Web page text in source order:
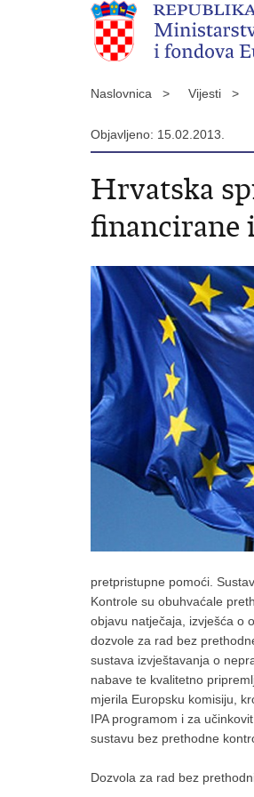
Naslovnica > Vijesti >
Objavljeno: 15.02.2013.
Hrvatska
financirane
pretpristupne pomoći.
Kontrole su obuhvaćale
objavu natječaja, izvješća o
dozvole za rad bez
sustava izvještavanja o
nabave te kvalitetno
mjerila Europsku komisiju,
IPA programom i za
sustavu bez prethodne
Dozvola za rad bez